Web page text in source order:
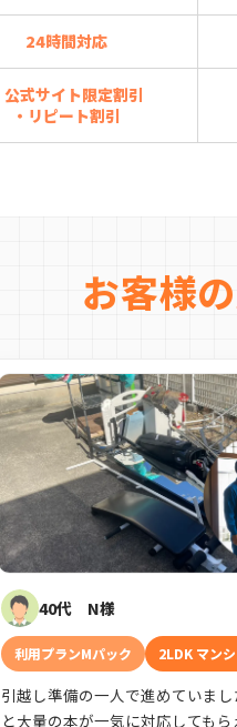
24時間対応
公式サイト限定割引
・リピート割引
お客様
40代 N様
利用プランMパック 2LDK マン
引越し準備の一人で進めていま
と大量の本が一気に対応しても